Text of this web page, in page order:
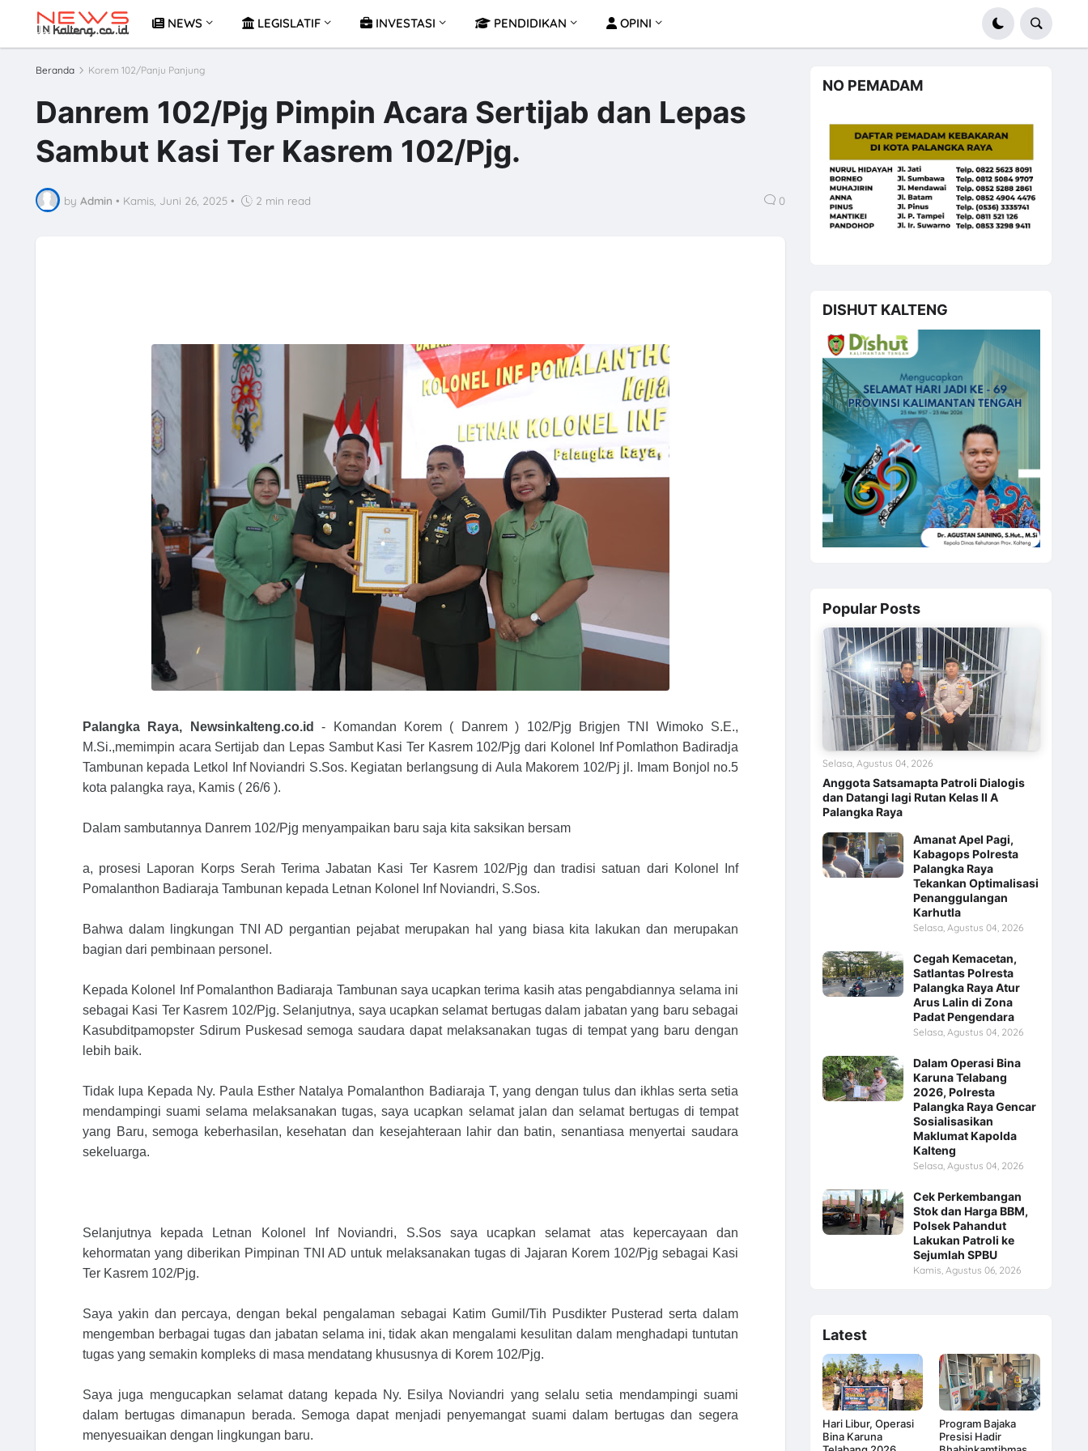
NEWS LEGISLATIF INVESTASI PENDIDIKAN OPINI
Beranda Korem 102/Panju Panjung
Danrem 102/Pjg Pimpin Acara Sertijab dan Lepas
Sambut Kasi Ter Kasrem 102/Pjg.
by Admin • Kamis, Juni 26, 2025 • 2 min read 0
Palangka Raya, Newsinkalteng.co.id- Komandan Korem ( Danrem ) 102/Pjg Brigjen TNI Wimoko S.E.,
M.Si.,memimpin acara Sertijab dan Lepas Sambut Kasi Ter Kasrem 102/Pjg dari Kolonel Inf Pomlathon Badiradja
Tambunan kepada Letkol Inf Noviandri S.Sos. Kegiatan berlangsung di Aula Makorem 102/Pj jl. Imam Bonjol no.5
kota palangka raya, Kamis ( 26/6 ).
Dalam sambutannya Danrem 102/Pjg menyampaikan baru saja kita saksikan bersam
a, prosesi Laporan Korps Serah Terima Jabatan Kasi Ter Kasrem 102/Pjg dan tradisi satuan dari Kolonel Inf
Pomalanthon Badiaraja Tambunan kepada Letnan Kolonel Inf Noviandri, S.Sos.
Bahwa dalam lingkungan TNI AD pergantian pejabat merupakan hal yang biasa kita lakukan dan merupakan
bagian dari pembinaan personel.
Kepada Kolonel Inf Pomalanthon Badiaraja Tambunan saya ucapkan terima kasih atas pengabdiannya selama ini
sebagai Kasi Ter Kasrem 102/Pjg. Selanjutnya, saya ucapkan selamat bertugas dalam jabatan yang baru sebagai
Kasubditpamopster Sdirum Puskesad semoga saudara dapat melaksanakan tugas di tempat yang baru dengan
lebih baik.
Tidak lupa Kepada Ny. Paula Esther Natalya Pomalanthon Badiaraja T, yang dengan tulus dan ikhlas serta setia
mendampingi suami selama melaksanakan tugas, saya ucapkan selamat jalan dan selamat bertugas di tempat
yang Baru, semoga keberhasilan, kesehatan dan kesejahteraan lahir dan batin, senantiasa menyertai saudara
sekeluarga.
Selanjutnya kepada Letnan Kolonel Inf Noviandri, S.Sos saya ucapkan selamat atas kepercayaan dan
kehormatan yang diberikan Pimpinan TNI AD untuk melaksanakan tugas di Jajaran Korem 102/Pjg sebagai Kasi
Ter Kasrem 102/Pjg.
Saya yakin dan percaya, dengan bekal pengalaman sebagai Katim Gumil/Tih Pusdikter Pusterad serta dalam
mengemban berbagai tugas dan jabatan selama ini, tidak akan mengalami kesulitan dalam menghadapi tuntutan
tugas yang semakin kompleks di masa mendatang khususnya di Korem 102/Pjg.
Saya juga mengucapkan selamat datang kepada Ny. Esilya Noviandri yang selalu setia mendampingi suami
dalam bertugas dimanapun berada. Semoga dapat menjadi penyemangat suami dalam bertugas dan segera
menyesuaikan dengan lingkungan baru.
NO PEMADAM
DISHUT KALTENG
Popular Posts
Anggota Satsamapta Patroli Dialogis
dan Datangi lagi Rutan Kelas II A
Palangka Raya
Selasa, Agustus 04, 2026
Amanat Apel Pagi,
Kabagops Polresta
Palangka Raya
Tekankan Optimalisasi
Penanggulangan
Karhutla
Selasa, Agustus 04, 2026
Cegah Kemacetan,
Satlantas Polresta
Palangka Raya Atur
Arus Lalin di Zona
Padat Pengendara
Selasa, Agustus 04, 2026
Dalam Operasi Bina
Karuna Telabang
2026, Polresta
Palangka Raya Gencar
Sosialisasikan
Maklumat Kapolda
Kalteng
Selasa, Agustus 04, 2026
Cek Perkembangan
Stok dan Harga BBM,
Polsek Pahandut
Lakukan Patroli ke
Sejumlah SPBU
Kamis, Agustus 06, 2026
Latest
Hari Libur, Operasi
Bina Karuna
Program Bajaka
Presisi Hadir